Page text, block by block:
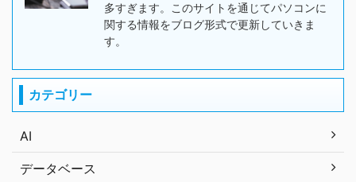
多すぎます。このサイトを通じてパソコンに
関する情報をブログ形式で更新していきま
す。
カテゴリー
AI
データベース